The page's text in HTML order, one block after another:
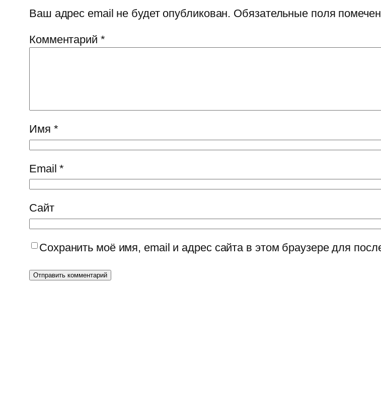
Ваш адрес email не будет опубликован. Обязательные поля
Комментарий *
Имя *
Email*
Сайт
Сохранить моё имя, email и адрес сайта в этом браузере для